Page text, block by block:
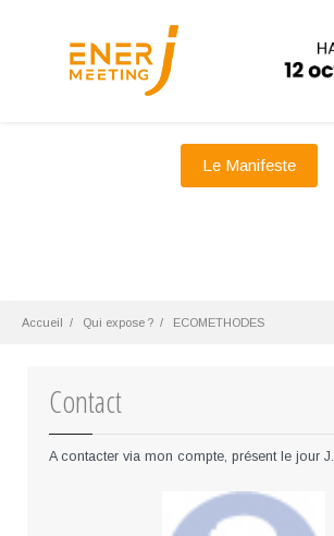
Le Manifeste
Accueil Qui expose ? ECOMETHODES
Contact
A contacter via mon compte, présent le jour J.